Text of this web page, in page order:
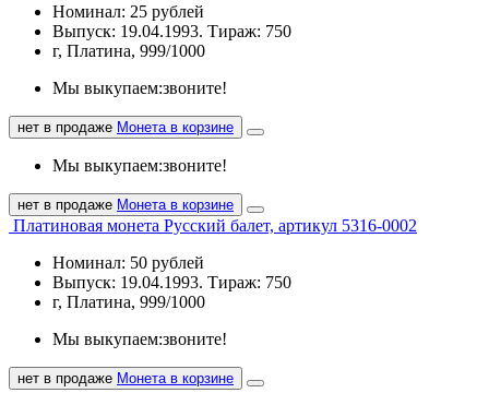
Номинал: 25 рублей
Выпуск: 19.04.1993. Тираж: 750
г, Платина, 999/1000
Мы выкупаем:звоните!
нет в продаже Монета в корзине
Мы выкупаем:звоните!
нет в продаже Монета в корзине
Платиновая монета Русский балет, артикул 5316-0002
Номинал: 50 рублей
Выпуск: 19.04.1993. Тираж: 750
г, Платина, 999/1000
Мы выкупаем:звоните!
нет в продаже Монета в корзине